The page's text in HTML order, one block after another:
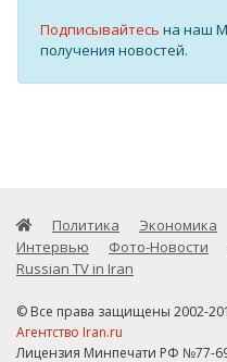
Подписывайтесь на наш
получения новостей.
Политика Экономика
Интервью
Фото-Новости
Russian TV in Iran
© Все права защищены 2002-
Агентство Iran.ru
Лицензия Минпечати РФ №77-